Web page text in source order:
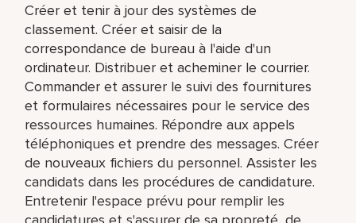
Créer et tenir à jour des systèmes de
classement. Créer et saisir de la
correspondance de bureau à l'aide d'un
ordinateur. Distribuer et acheminer le courrier.
Commander et assurer le suivi des fournitures
et formulaires nécessaires pour le service des
ressources humaines. Répondre aux appels
téléphoniques et prendre des messages. Créer
de nouveaux fichiers du personnel. Assister les
candidats dans les procédures de candidature.
Entretenir l'espace prévu pour remplir les
candidatures et s'assurer de sa propreté, de